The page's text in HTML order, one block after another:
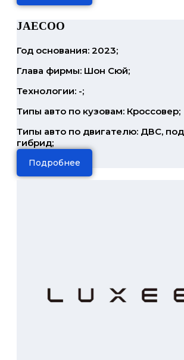
JAECOO
Год основания: 2023;
Глава фирмы: Шон Сюй;
Технологии: -;
Типы авто по кузовам: Кроссовер;
Типы авто по двигателю: ДВС,
гибрид;
Подробнее